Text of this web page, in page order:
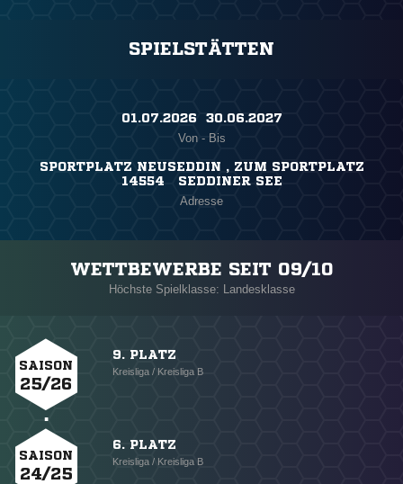
SPIELSTÄTTEN
01.07.2026 ​ 30.06.2027
Von - Bis
SPORTPLATZ NEUSEDDIN , ZUM SPORTPLATZ
14554 SEDDINER SEE
Adresse
WETTBEWERBE SEIT 09/10
Höchste Spielklasse: Landesklasse
SAISON
25/26
9. PLATZ
Kreisliga / Kreisliga B
SAISON
24/25
6. PLATZ
Kreisliga / Kreisliga B